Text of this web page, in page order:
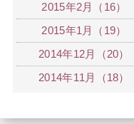
2015年2月（16）
2015年1月（19）
2014年12月（20）
2014年11月（18）